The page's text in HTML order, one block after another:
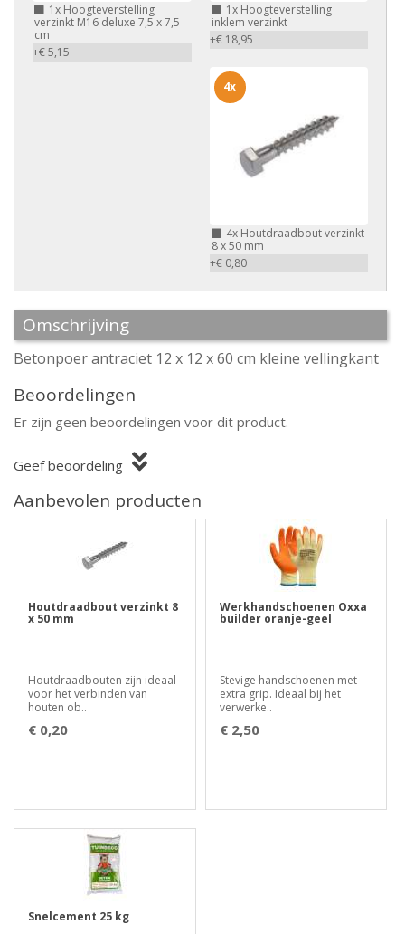
1x Hoogteverstelling
verzinkt M16 deluxe 7,5 x 7,5
cm
+€ 5,15
1xHoogteverstelling
inklem verzinkt
+€ 18,95
4xHoutdraadbout verzinkt
8 x 50 mm
+€ 0,80
4x
Omschrijving
Betonpoer antraciet 12 x 12 x 60 cm kleine vellingkant
Beoordelingen
Er zijn geen beoordelingen voor dit product.
Geef beoordeling
Aanbevolen producten
Houtdraadbout verzinkt 8
x 50 mm
Houtdraadbouten zijn ideaal
voor het verbinden van
houten ob..
€ 0,20
Werkhandschoenen Oxxa
builder oranje-geel
Stevige handschoenen met
extra grip. Ideaal bij het
verwerke..
€ 2,50
Snelcement 25 kg